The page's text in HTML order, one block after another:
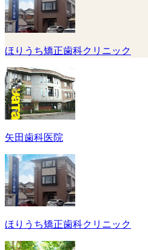
ほりうち矯正歯科クリニック
矢田歯科医院
ほりうち矯正歯科クリニック